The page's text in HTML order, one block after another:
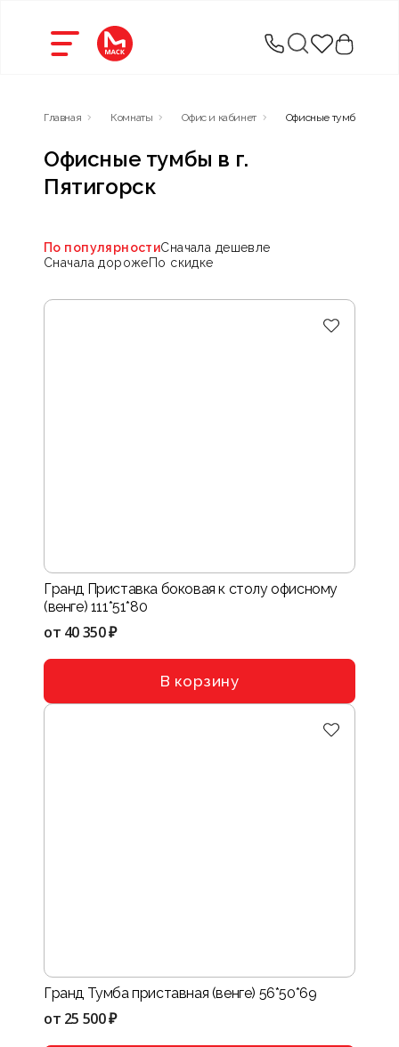
Главная Комнаты Офис и кабинет Офисные тумбы
Офисные тумбы в г.
Пятигорск
По популярностиСначала дешевле
Сначала дорожеПо скидке
Гранд Приставка боковая к столу офисному
(венге) 111*51*80
от 40 350 ₽
В корзину
Гранд Тумба приставная (венге) 56*50*69
от 25 500 ₽